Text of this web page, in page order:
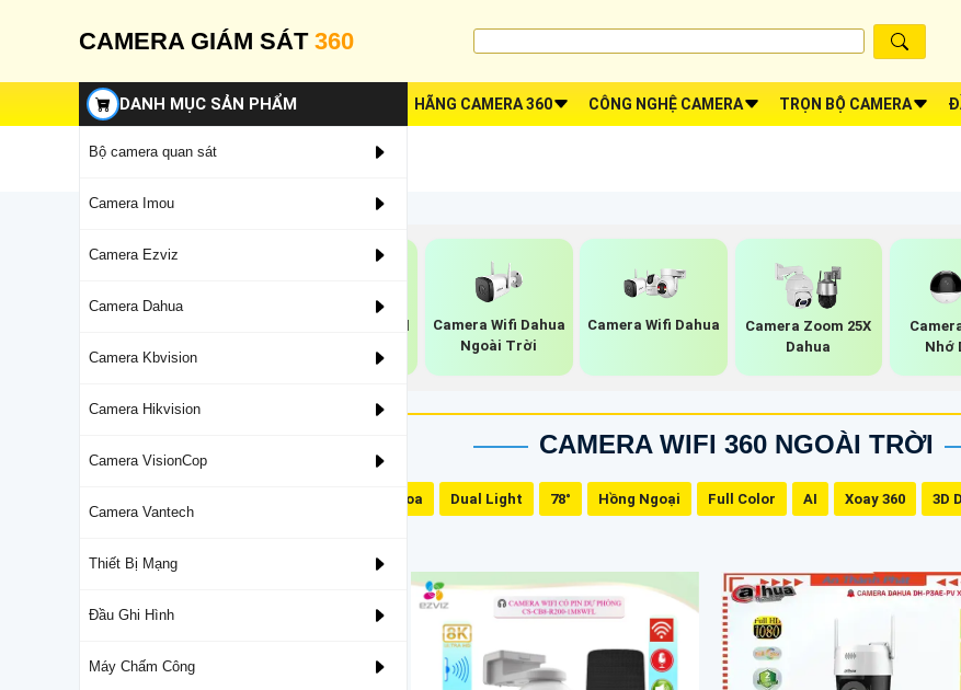
CAMERA GIÁM SÁT 360
DANH MỤC SẢN PHẨM
Bộ camera quan sát
Camera Imou
Camera Ezviz
Camera Dahua
Camera Kbvision
Camera Hikvision
Camera VisionCop
Camera Vantech
Thiết Bị Mạng
Đầu Ghi Hình
Máy Chấm Công
HÃNG CAMERA 360 CÔNG NGHỆ CAMERA TRỌN BỘ CAMERA
Camera Wifi Dahua
Ngoài Trời
Camera Wifi Dahua
Camera Zoom 25X
Dahua
Nhớ
CAMERA WIFI 360 NGOÀI TRỜI
Mic Và Loa Dual Light 78° Hồng Ngoại Full Color AI Xoay 360 3D